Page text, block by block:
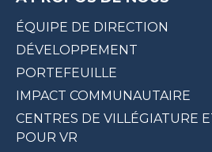
ÉQUIPE DE DIRECTION
DÉVELOPPEMENT
PORTEFEUILLE
IMPACT COMMUNAUTAIRE
CENTRES DE VILLÉGIATURE
POUR VR